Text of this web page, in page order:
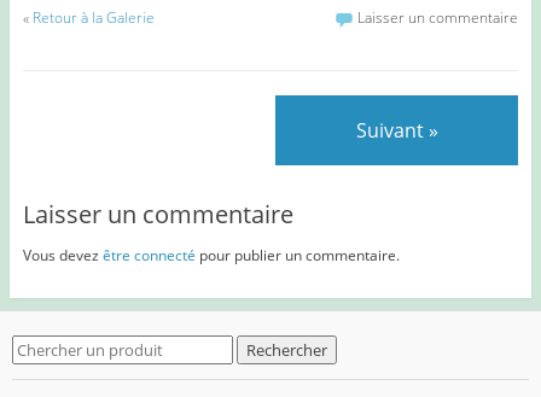
« Retour à la Galerie Laisser un commentaire
Suivant »
Laisser un commentaire
Vous devez être connecté pour publier un commentaire.
Search
for: